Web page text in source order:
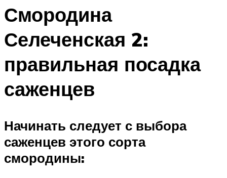
Смородина
Селеченская 2:
правильная посадка
саженцев
Начинать следует с выбора
саженцев этого сорта
смородины: